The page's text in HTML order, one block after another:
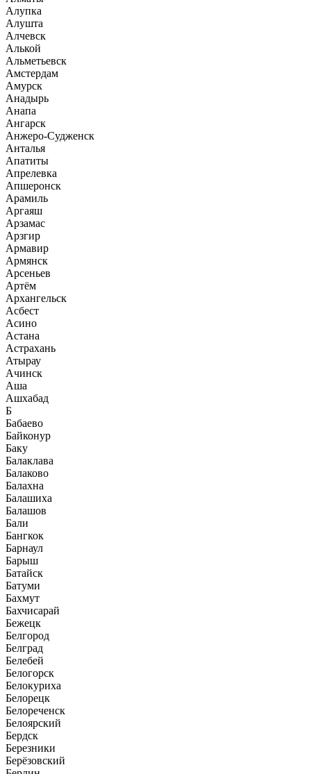
Алупка
Алушта
Алчевск
Алькой
Альметьевск
Амстердам
Амурск
Анадырь
Анапа
Ангарск
Анжеро-Судженск
Анталья
Апатиты
Апрелевка
Апшеронск
Арамиль
Аргаяш
Арзамас
Арзгир
Армавир
Армянск
Арсеньев
Артём
Архангельск
Асбест
Асино
Астана
Астрахань
Атырау
Ачинск
Аша
Ашхабад
Б
Бабаево
Байконур
Баку
Балаклава
Балаково
Балахна
Балашиха
Балашов
Бали
Бангкок
Барнаул
Барыш
Батайск
Батуми
Бахмут
Бахчисарай
Бежецк
Белгород
Белград
Белебей
Белогорск
Белокуриха
Белорецк
Белореченск
Белоярский
Бердск
Березники
Берёзовский